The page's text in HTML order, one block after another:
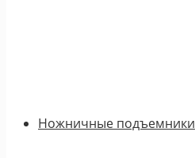
Ножничные подъемники